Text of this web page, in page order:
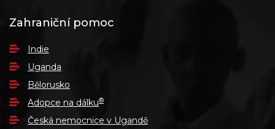
Zahraniční pomoc
Indie
Uganda
Bělorusko
Adopce na dálku®
Česká nemocnice v Ugandě